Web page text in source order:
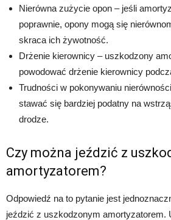
Nierówna zużycie opon – jeśli
poprawnie, opony mogą się
skraca ich żywotność.
Drżenie kierownicy – uszkodzony
powodować drżenie kierownicy
Trudności w pokonywaniu
stawać się bardziej podatny na
drodze.
Czy można jeździć z
amortyzatorem?
Odpowiedź na to pytanie jest
jeździć z uszkodzonym amortyzatorem.